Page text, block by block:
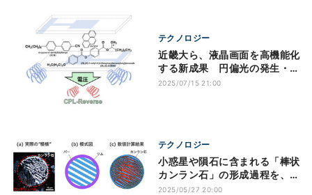
テクノロジー
近畿⼤ら、液晶画面を高機能化
する新成果 円偏光の発生・回
転方向の高速切替に成功
2025/07/15 21:00
テクノロジー
小惑星や隕石に含まれる「棒状
カンラン石」の形成過程を、数
値計算で初再現
2025/05/27 20:00